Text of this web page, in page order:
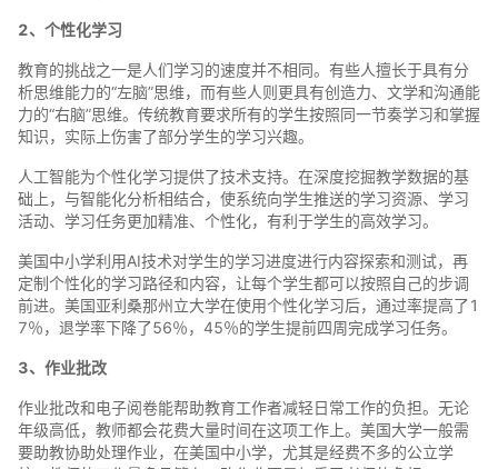
2、个性化学习
教育的挑战之一是人们学习的速度并不相同。有些人擅长于具有分
析思维能力的“左脑”思维，而有些人则更具有创造力、文学和沟通能
力的“右脑”思维。传统教育要求所有的学生按照同一节奏学习和掌握
知识，实际上伤害了部分学生的学习兴趣。
人工智能为个性化学习提供了技术支持。在深度挖掘教学数据的基
础上，与智能化分析相结合，使系统向学生推送的学习资源、学习
活动、学习任务更加精准、个性化，有利于学生的高效学习。
美国中小学利用AI技术对学生的学习进度进行内容探索和测试，再
定制个性化的学习路径和内容，让每个学生都可以按照自己的步调
前进。美国亚利桑那州立大学在使用个性化学习后，通过率提高了1
7％，退学率下降了56％，45％的学生提前四周完成学习任务。
3、作业批改
作业批改和电子阅卷能帮助教育工作者减轻日常工作的负担。无论
年级高低，教师都会花费大量时间在这项工作上。美国大学一般需
要助教协助处理作业，在美国中小学，尤其是经费不多的公立学